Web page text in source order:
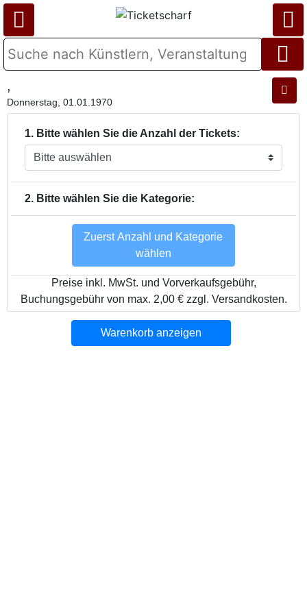
,
Donnerstag, 01.01.1970
1. Bitte wählen Sie die Anzahl der Tickets:
2. Bitte wählen Sie die Kategorie:
Zuerst Anzahl und Kategorie
wählen
Preise inkl. MwSt. und Vorverkaufsgebühr,
Buchungsgebühr von max. 2,00 € zzgl. Versandkosten.
Warenkorb anzeigen